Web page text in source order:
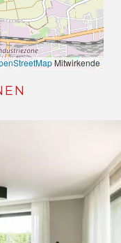
Mitwirkende